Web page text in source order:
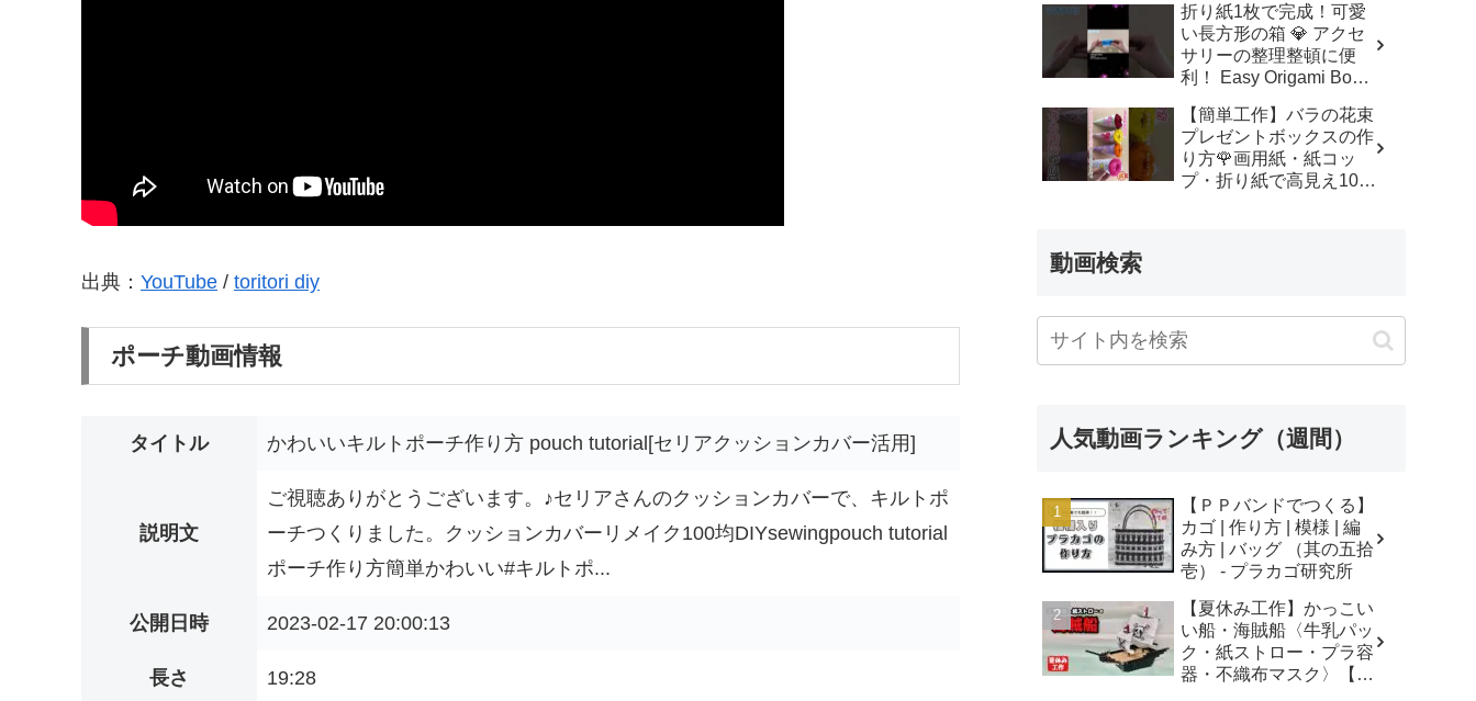
出典： YouTube / toritori diy
ポーチ動画情報
タイトル かわいいキルトポーチ作り方 pouch tutorial[セリアクッションカバー活用]
説明文
ご視聴ありがとうございます。♪セリアさんのクッションカバーで、キルトポ
ーチつくりました。クッションカバーリメイク100均DIYsewingpouch tutorial
ポーチ作り方簡単かわいい#キルトポ...
公開日時 2023-02-17 20:00:13
長さ 19:28
折り紙1枚で完成！可愛
い長方形の箱 💎 アクセ
サリーの整理整頓に便
利！ Easy Origami Box |
子 クリスマス 箱 は
こ – Origami hana’s
channel
【簡単工作】バラの花束
プレゼントボックスの作
り方🌹画用紙・紙コッ
プ・折り紙で高見え100
動画検索
人気動画ランキング（週間）
【ＰＰバンドでつくる】
カゴ | 作り方 | 模様 | 編
み方 | バッグ （其の五拾
壱） - プラカゴ研究所
【夏休み工作】かっこい
い船・海賊船〈牛乳パッ
ク・紙ストロー・プラ容
器・不織布マスク〉【自